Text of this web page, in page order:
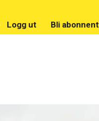
Logg ut Bli abonnent